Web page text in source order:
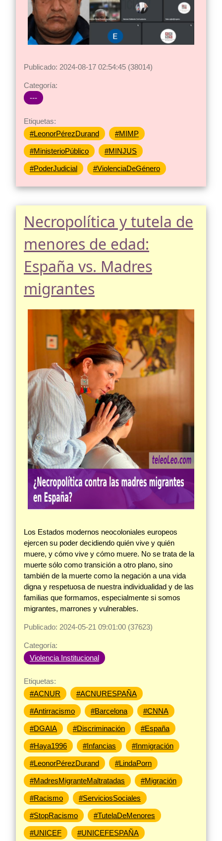
Publicado: 2024-08-17 02:54:45 (38014)
Categoría:
---
Etiquetas:
#LeonorPérezDurand
#MIMP
#MinisterioPúblico #MINJUS
#PoderJudicial #ViolenciaDeGénero
Necropolítica y tutela de
menores de edad:
España vs. Madres
migrantes
Los Estados modernos neocoloniales europeos
ejercen su poder decidiendo quién vive y quién
muere, y cómo vive y cómo muere. No se trata de la
muerte sólo como transición a otro plano, sino
también de la muerte como la negación a una vida
digna y respetuosa de nuestra individualidad y de las
familias que formamos, especialmente si somos
migrantes, marrones y vulnerables.
Publicado: 2024-05-21 09:01:00 (37623)
Categoría:
Violencia Institucional
Etiquetas:
#ACNUR
#ACNURESPAÑA
#Antirracismo #Barcelona #CNNA
#DGAIA #Discriminación #España
#Haya1996 #Infancias #Inmigración
#LeonorPérezDurand #LindaPorn
#MadresMigranteMaltratadas #Migración
#Racismo #ServiciosSociales
#StopRacismo #TutelaDeMenores
#UNICEF #UNICEFESPAÑA